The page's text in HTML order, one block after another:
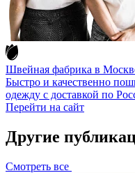
Швейная фабрика в
Быстро и качественно
одежду с доставкой по
Перейти на сайт
Другие
Смотреть все